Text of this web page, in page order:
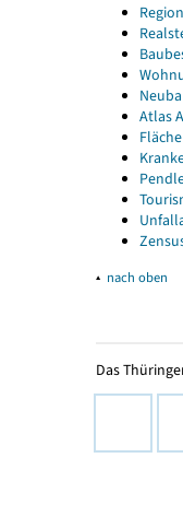
Atlas
▴ nach oben
Das